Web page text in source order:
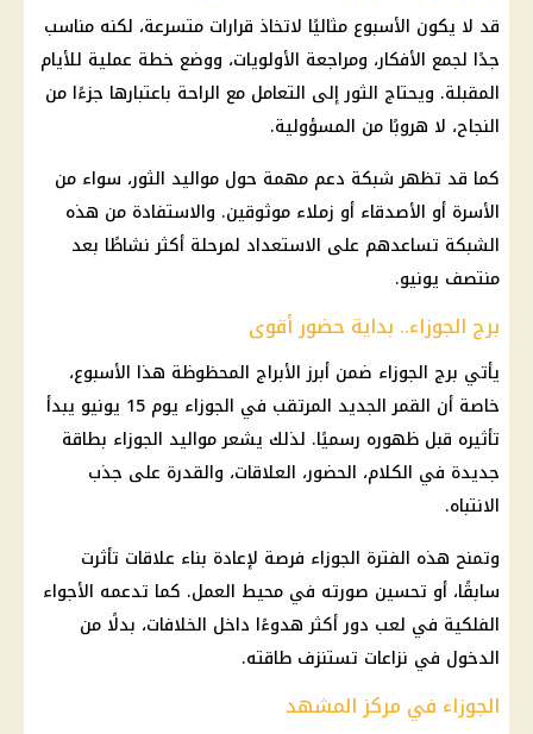
قد لا يكون الأسبوع مثاليًا لاتخاذ قرارات متسرعة، لكنه مناسب
جدًا لجمع الأفكار، ومراجعة الأولويات، ووضع خطة عملية للأيام
المقبلة. ويحتاج الثور إلى التعامل مع الراحة باعتبارها جزءًا من
النجاح، لا هروبًا من المسؤولية.
كما قد تظهر شبكة دعم مهمة حول مواليد الثور، سواء من
الأسرة أو الأصدقاء أو زملاء موثوقين. والاستفادة من هذه
الشبكة تساعدهم على الاستعداد لمرحلة أكثر نشاطًا بعد
منتصف يونيو.
برج الجوزاء.. بداية حضور أقوى
يأتي برج الجوزاء ضمن أبرز الأبراج المحظوظة هذا الأسبوع،
خاصة أن القمر الجديد المرتقب في الجوزاء يوم 15 يونيو يبدأ
تأثيره قبل ظهوره رسميًا. لذلك يشعر مواليد الجوزاء بطاقة
جديدة في الكلام، الحضور، العلاقات، والقدرة على جذب
الانتباه.
وتمنح هذه الفترة الجوزاء فرصة لإعادة بناء علاقات تأثرت
سابقًا، أو تحسين صورته في محيط العمل. كما تدعمه الأجواء
الفلكية في لعب دور أكثر هدوءًا داخل الخلافات، بدلًا من
الدخول في نزاعات تستنزف طاقته.
الجوزاء في مركز المشهد